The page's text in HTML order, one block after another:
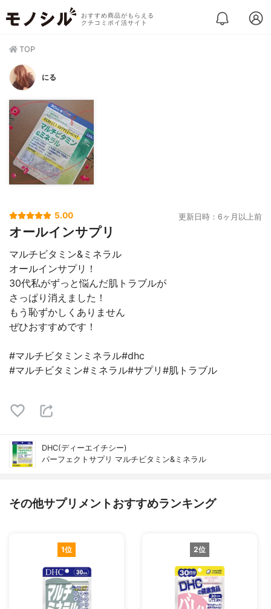
おすすめ商品がもらえる
クチコミポイ活サイト
TOP
にる
5.00 更新日時：6ヶ月以上前
オールインサプリ
マルチビタミン&ミネラル
オールインサプリ！
30代私がずっと悩んだ肌トラブルが
さっぱり消えました！
もう恥ずかしくありません
ぜひおすすめです！
#マルチビタミンミネラル#dhc
#マルチビタミン#ミネラル#サプリ#肌トラブル
DHC(ディーエイチシー)
パーフェクトサプリ マルチビタミン&ミネラル
その他サプリメントおすすめランキング
1位 2位